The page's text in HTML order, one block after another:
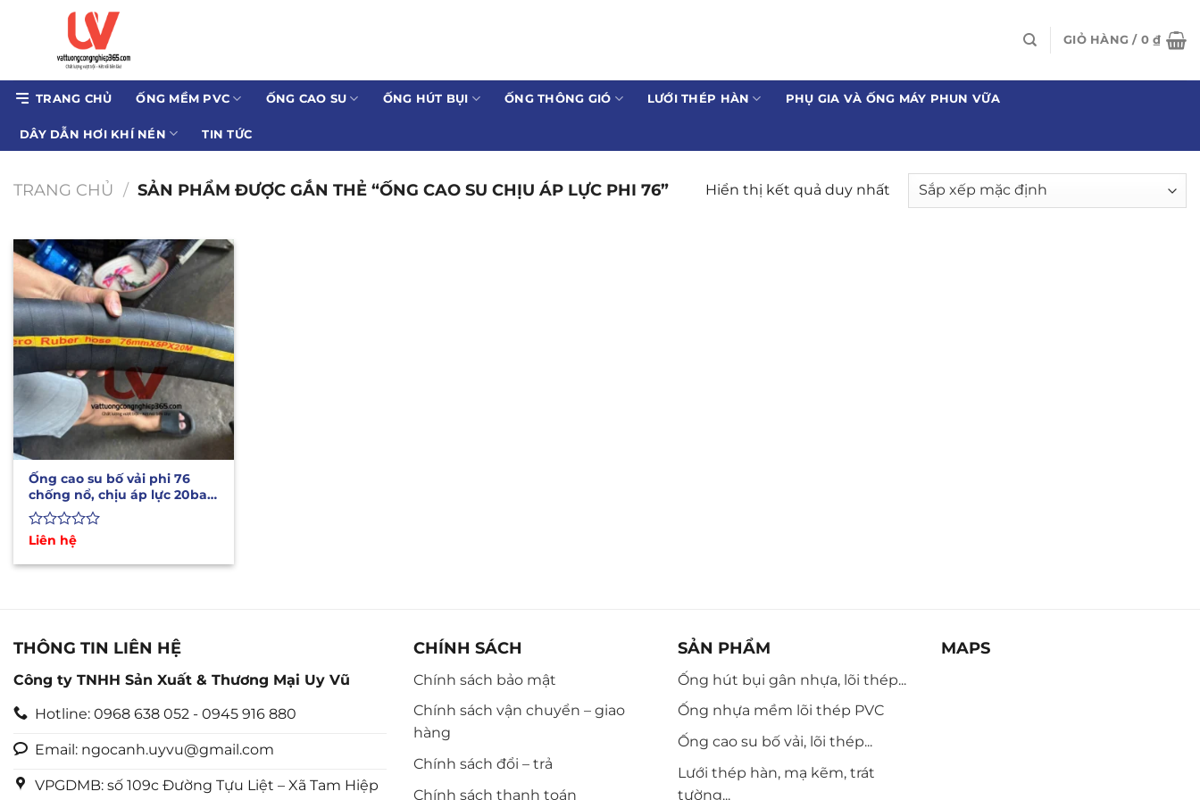
dung
GIỎ HÀNG / 0₫
TRANG CHỦ ỐNG MỀM PVC ỐNG CAO SU ỐNG HÚT BỤI ỐNG THÔNG GIÓ LƯỚI THÉP HÀN PHỤ GIA VÀ ỐNG MÁY PHUN VỮA
DÂY DẪN HƠI KHÍ NÉN TIN TỨC
TRANG CHỦ / SẢN PHẨM ĐƯỢC GẮN THẺ “ỐNG CAO SU CHỊU ÁP LỰC PHI 76” Hiển thị kết quả duy nhất
Ống cao su bố vải phi 76
chống nổ, chịu áp lực 20bar,
1 cuộn 20m
Được
hạng
Liên hệ
THÔNG TIN LIÊN HỆ
Công ty TNHH Sản Xuất & Thương Mại Uy Vũ
Hotline: 0968 638 052 - 0945 916 880
Email: ngocanh.uyvu@gmail.com
VPGDMB: số 109c Đường Tựu Liệt – Xã Tam Hiệp
CHÍNH SÁCH
Chính sách bảo mật
Chính sách vận chuyển – giao
hàng
Chính sách đổi – trả
Chính sách thanh toán
SẢN PHẨM
Ống hút bụi gân nhựa, lõi thép...
Ống nhựa mềm lõi thép PVC
Ống cao su bố vải, lõi thép...
Lưới thép hàn, mạ kẽm, trát
tường...
MAPS